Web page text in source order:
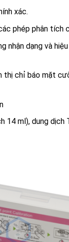
xác.
phép phân tích
dạng và
thị chỉ báo mặt
14 ml), dung dịch